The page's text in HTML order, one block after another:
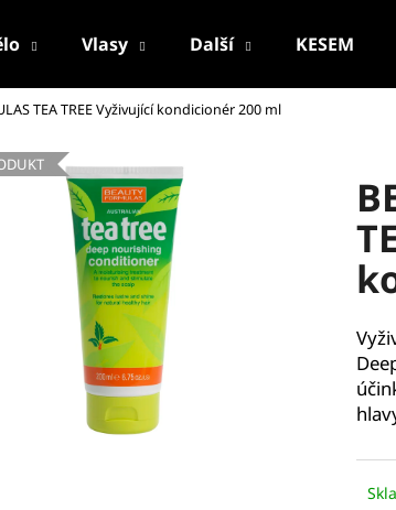
Vlasy Další KESEM
TEA TREE Vyživující kondicionér 200 ml
najít?
Doporučujeme
VÁLEČEK NA